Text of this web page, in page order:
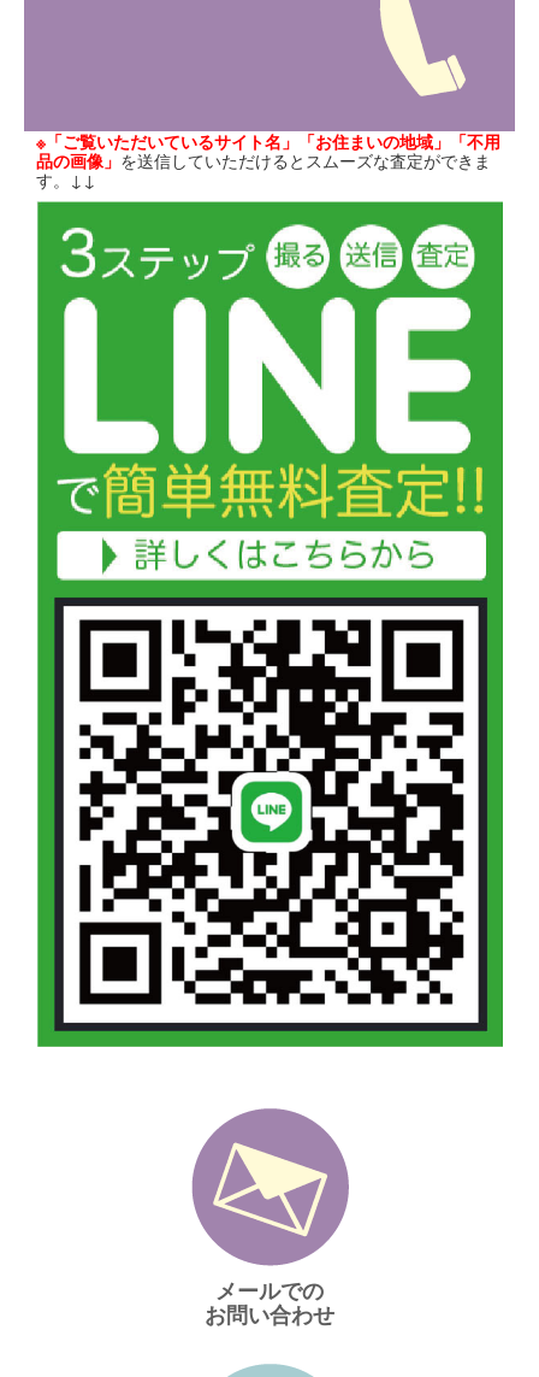
※「ご覧いただいているサイト名」「お住まいの地域」「不用
品の画像」 を送信していただけるとスムーズな査定ができま
す。↓↓
メールでの
お問い合わせ